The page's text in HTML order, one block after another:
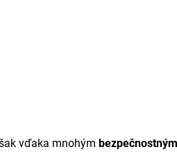
vďaka mnohým